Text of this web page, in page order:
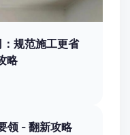
规范施工更省
略
领 - 翻新攻略